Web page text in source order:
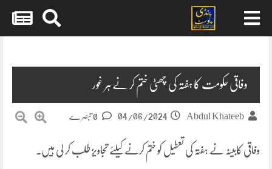
وفاقی حکومت کا ہفتہ کی چھٹی ختم کر نے ہر غور
Abdul Khateeb
04/06/2024
وفاقی کابینہ نے ہفتہ کی تعطیل کو ختم کرنے کیلئے تجاویز طلب کر لی ہیں۔